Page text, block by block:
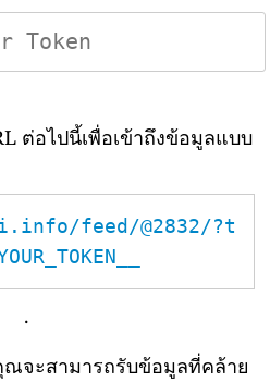
ต่อไปนี้เพื่อเข้าถึงข้อมูลแบบ
feed/@2832/?t
.
จะสามารถรับข้อมูลที่คล้าย